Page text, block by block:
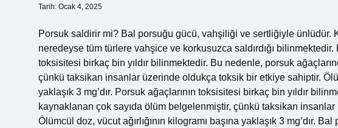
Tarih: Ocak 4, 2025
Porsuk saldirir mi? Bal porsuğu gücü, vahşiliği ve sertliğiyle ünlüdür.
neredeyse tüm türlere vahşice ve korkusuzca saldırdığı
toksisitesi birkaç bin yıldır bilinmektedir. Bu nedenle, porsuk
çünkü taksikan insanlar üzerinde oldukça toksik bir etkiye sahiptir.
yaklaşık 3 mg’dır. Porsuk ağaçlarının toksisitesi birkaç bin yıldır
kaynaklanan çok sayıda ölüm belgelenmiştir, çünkü taksikan
Ölümcül doz, vücut ağırlığının kilogramı başına yaklaşık 3 mg’dır.